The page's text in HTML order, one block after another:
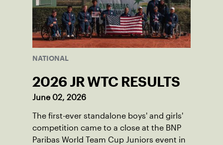
NATIONAL
2026 JR WTC RESULTS
June 02, 2026
The first-ever standalone boys' and girls'
competition came to a close at the BNP
Paribas World Team Cup Juniors event in